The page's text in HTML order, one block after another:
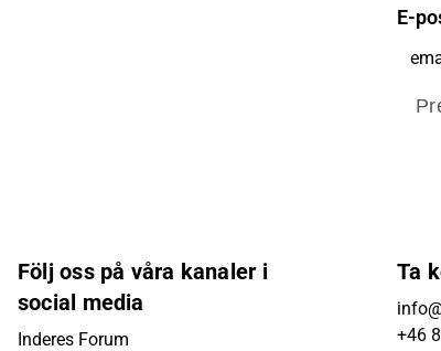
E-
Följ oss på våra kanaler i
social media
Inderes Forum
Ta
+46